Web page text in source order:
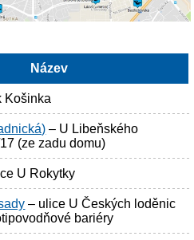
Název
Košinka
– U Libeňského
(ze zadu domu)
U Rokytky
– ulice U Českých loděnic
bariéry